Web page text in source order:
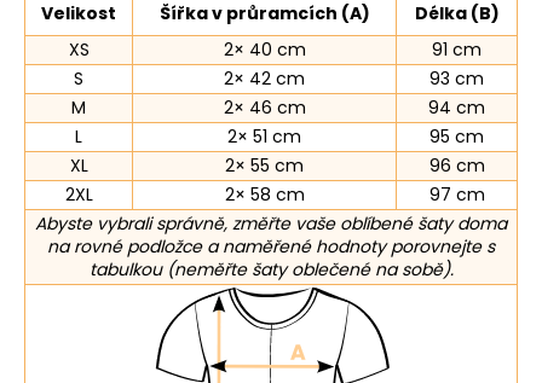
Velikost Šířka v průramcích (A)
Délka (B)
XS
2× 40 cm
91 cm
S
2× 42 cm
93 cm
M
2× 46 cm
94 cm
L
2× 51 cm
95 cm
XL
2× 55 cm
96 cm
2XL
2× 58 cm
97 cm
Abyste vybrali správně, změřte vaše oblíbené šaty doma
na rovné podložce a naměřené hodnoty porovnejte s
tabulkou (neměřte šaty oblečené na sobě).